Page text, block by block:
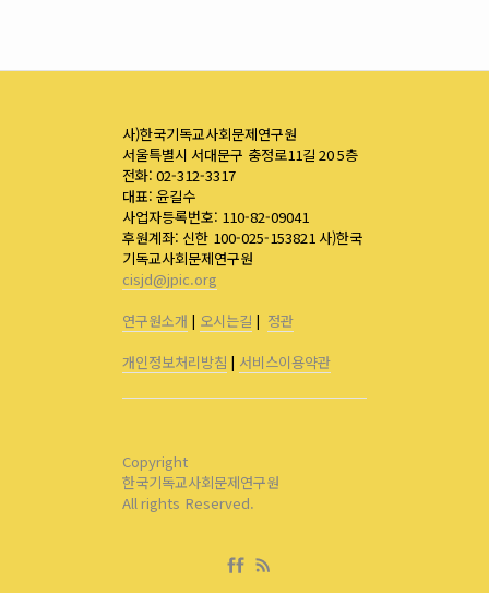
사)한국기독교사회문제연구원
서울특별시 서대문구 충정로11길 20 5층
전화: 02-312-3317
대표: 윤길수
사업자등록번호: 110-82-09041
후원계좌: 신한 100-025-153821 사)한국
기독교사회문제연구원
cisjd@jpic.org
연구원소개 | 오시는길 | 정관
개인정보처리방침 | 서비스이용약관
Copyright
한국기독교사회문제연구원
All rights Reserved.